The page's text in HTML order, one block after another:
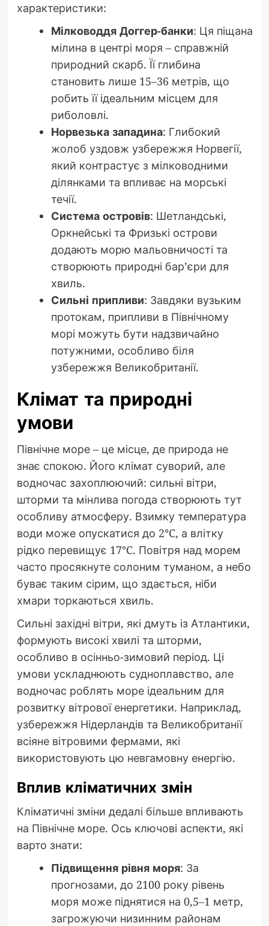
характеристики:
Мілководдя Доггер-банки: Ця піщана
мілина в центрі моря – справжній
природний скарб. Її глибина
становить лише 15–36 метрів, що
робить її ідеальним місцем для
риболовлі.
Норвезька западина: Глибокий
жолоб уздовж узбережжя Норвегії,
який контрастує з мілководними
ділянками та впливає на морські
течії.
Система островів: Шетландські,
Оркнейські та Фризькі острови
додають морю мальовничості та
створюють природні бар’єри для
хвиль.
Сильні припливи: Завдяки вузьким
протокам, припливи в Північному
морі можуть бути надзвичайно
потужними, особливо біля
узбережжя Великобританії.
Клімат та природні
умови
Північне море – це місце, де природа не
знає спокою. Його клімат суворий, але
водночас захоплюючий: сильні вітри,
шторми та мінлива погода створюють тут
особливу атмосферу. Взимку температура
води може опускатися до 2°C, а влітку
рідко перевищує 17°C. Повітря над морем
часто просякнуте солоним туманом, а небо
буває таким сірим, що здається, ніби
хмари торкаються хвиль.
Сильні західні вітри, які дмуть із Атлантики,
формують високі хвилі та шторми,
особливо в осінньо-зимовий період. Ці
умови ускладнюють судноплавство, але
водночас роблять море ідеальним для
розвитку вітрової енергетики. Наприклад,
узбережжя Нідерландів та Великобританії
всіяне вітровими фермами, які
використовують цю невгамовну енергію.
Вплив кліматичних змін
Кліматичні зміни дедалі більше впливають
на Північне море. Ось ключові аспекти, які
варто знати:
Підвищення рівня моря: За
прогнозами, до 2100 року рівень
моря може піднятися на 0,5–1 метр,
загрожуючи низинним районам